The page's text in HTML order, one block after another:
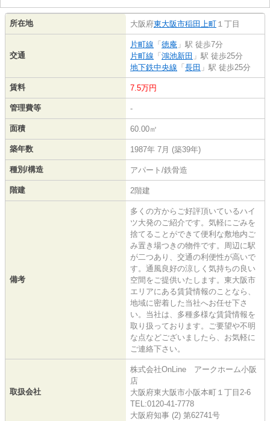
所在地 大阪府東大阪市稲田上町 １丁目
交通
片町線 「 徳庵 」駅 徒歩7分
片町線 「 鴻池新田 」駅 徒歩25分
地下鉄中央線 「 長田 」駅 徒歩25分
賃料 7.5万円
管理費等 -
面積 60.00㎡
築年数 1987年 7月 (築39年)
種別/構造 アパート/鉄骨造
階建 2階建
備考
多くの方からご好評頂いているハイ
ツ大発のご紹介です。気軽にごみを
捨てることができて便利な敷地内ご
み置き場つきの物件です。周辺に駅
が二つあり、交通の利便性が高いで
す。通風良好の涼しく気持ちの良い
空間をご提供いたします。東大阪市
エリアにある賃貸情報のことなら、
地域に密着した当社へお任せ下さ
い。当社は、多種多様な賃貸情報を
取り扱っております。ご要望や不明
な点などございましたら、お気軽に
ご連絡下さい。
取扱会社
株式会社OnLine アークホーム小阪
店
大阪府東大阪市小阪本町１丁目2-6
TEL:0120-41-7778
大阪府知事 (2) 第62741号